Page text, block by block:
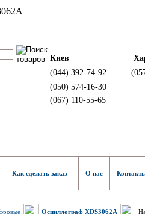
Киев
(044) 392-74-92
(050) 574-16-30
(067) 110-55-65
Как сделать заказ О нас
Осциллограф XDS3062A